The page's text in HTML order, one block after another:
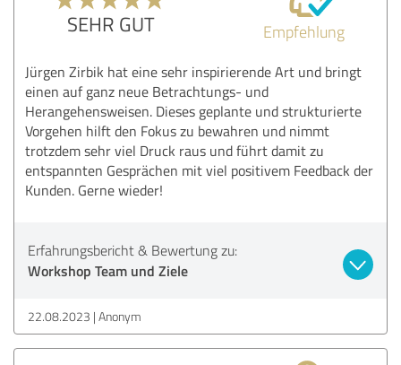
SEHR GUT Empfehlung
Jürgen Zirbik hat eine sehr inspirierende Art und bringt
einen auf ganz neue Betrachtungs- und
Herangehensweisen. Dieses geplante und strukturierte
Vorgehen hilft den Fokus zu bewahren und nimmt
trotzdem sehr viel Druck raus und führt damit zu
entspannten Gesprächen mit viel positivem Feedback der
Kunden. Gerne wieder!
Erfahrungsbericht & Bewertung zu:
Workshop Team und Ziele
22.08.2023 Anonym